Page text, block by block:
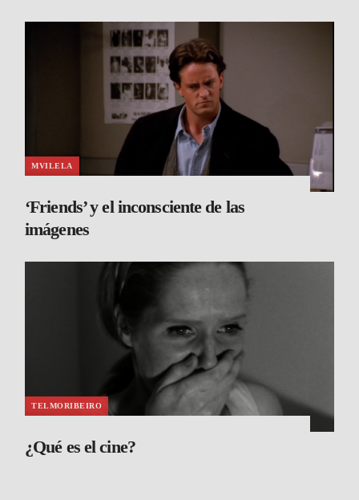
MVILELA
‘Friends’ y el inconsciente de las
imágenes
TELMORIBEIRO
¿Qué es el cine?